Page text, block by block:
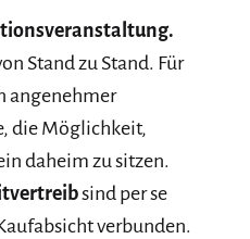
Stand zu Stand. Für
angenehmer
die Möglichkeit,
daheim zu sitzen.
sind per se
verbunden.